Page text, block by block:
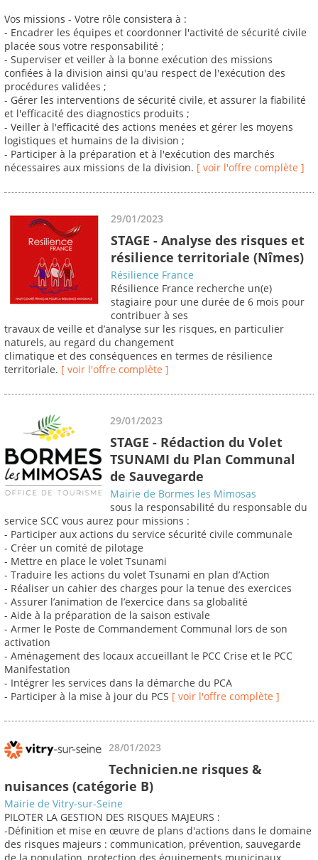
Vos missions - Votre rôle consistera à :
- Encadrer les équipes et coordonner l'activité de sécurité civile
placée sous votre responsabilité ;
- Superviser et veiller à la bonne exécution des missions
confiées à la division ainsi qu'au respect de l'exécution des
procédures validées ;
- Gérer les interventions de sécurité civile, et assurer la fiabilité
et l'efficacité des diagnostics produits ;
- Veiller à l'efficacité des actions menées et gérer les moyens
logistiques et humains de la division ;
- Participer à la préparation et à l'exécution des marchés
nécessaires aux missions de la division. [ voir l'offre complète ]
29/01/2023
STAGE - Analyse des risques et
résilience territoriale (Nîmes)
Résilience France
Résilience France recherche un(e)
stagiaire pour une durée de 6 mois pour
contribuer à ses
travaux de veille et d’analyse sur les risques, en particulier
naturels, au regard du changement
climatique et des conséquences en termes de résilience
territoriale. [ voir l'offre complète ]
29/01/2023
STAGE - Rédaction du Volet
TSUNAMI du Plan Communal
de Sauvegarde
Mairie de Bormes les Mimosas
sous la responsabilité du responsable du
service SCC vous aurez pour missions :
- Participer aux actions du service sécurité civile communale
- Créer un comité de pilotage
- Mettre en place le volet Tsunami
- Traduire les actions du volet Tsunami en plan d’Action
- Réaliser un cahier des charges pour la tenue des exercices
- Assurer l’animation de l’exercice dans sa globalité
- Aide à la préparation de la saison estivale
- Armer le Poste de Commandement Communal lors de son
activation
- Aménagement des locaux accueillant le PCC Crise et le PCC
Manifestation
- Intégrer les services dans la démarche du PCA
- Participer à la mise à jour du PCS [ voir l'offre complète ]
28/01/2023
Technicien.ne risques &
nuisances (catégorie B)
Mairie de Vitry-sur-Seine
PILOTER LA GESTION DES RISQUES MAJEURS :
-Définition et mise en œuvre de plans d'actions dans le domaine
des risques majeurs : communication, prévention, sauvegarde